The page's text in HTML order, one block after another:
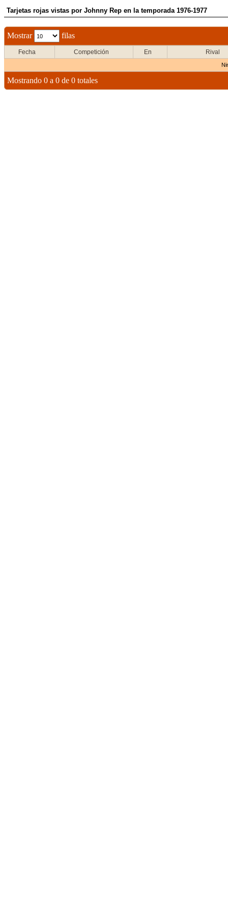
Tarjetas rojas vistas por Johnny Rep en la temporada 1976-1977
Mostrar filas
Fecha Competición En Rival
Mostrando 0 a 0 de 0 totales